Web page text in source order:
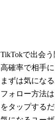
TikTokで出会
高確率で相手
まずは気にな
フォロー方法
をタップするだ